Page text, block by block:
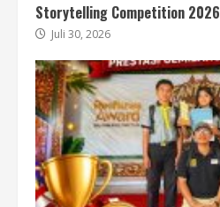
Storytelling Competition 2026
Juli 30, 2026